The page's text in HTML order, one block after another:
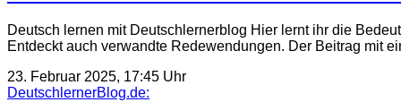
Deutsch lernen mit Deutschlernerblog Hier lernt ihr die
Entdeckt auch verwandte Redewendungen. Der Beitrag mit
23. Februar 2025, 17:45 Uhr
DeutschlernerBlog.de: